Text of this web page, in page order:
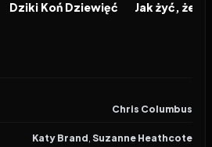
FILM
Dziki Koń Dziewięć FILM
Chris Columbus
Katy Brand, Suzanne Heathcote